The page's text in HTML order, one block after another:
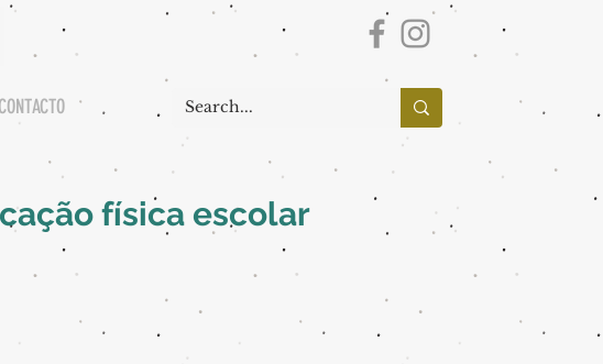
CONTACTO
física escolar